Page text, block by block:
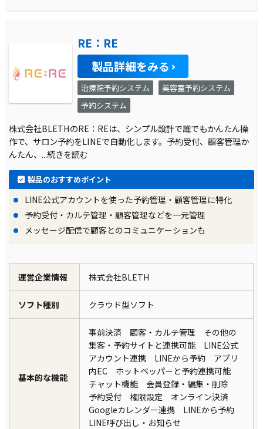
RE：RE
製品詳細をみる
治療院予約システム
美容室予約システム
予約システム
株式会社BLETHのRE：REは、シンプル設計で誰でもかんたん操
作で、サロン予約をLINEで自動化します。予約受付、顧客管理か
んたん、...続きを読む
製品のおすすめポイント
LINE公式アカウントを使った予約管理・顧客管理に特化
予約受付・カルテ管理・顧客管理などを一元管理
メッセージ配信で顧客とのコミュニケーションも
運営企業情報 株式会社BLETH
ソフト種別 クラウド型ソフト
基本的な機能
事前決済 顧客・カルテ管理 その他の
集客・予約サイトと連携可能 LINE公式
アカウント連携 LINEから予約 アプリ
内EC ホットペッパーと予約連携可能
チャット機能 会員登録・編集・削除
予約受付 権限設定 オンライン決済
Googleカレンダー連携 LINEから予約
LINE呼び出し・お知らせ